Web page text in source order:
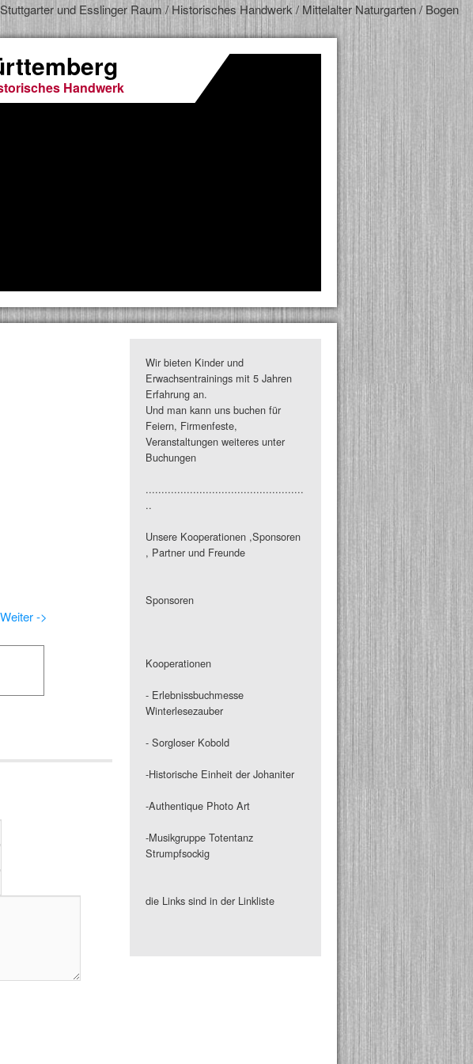
und Esslinger Raum / Historisches Handwerk / Mittelalter Naturgarten / Bogen
Handwerk
Weiter ->
Wir bieten Kinder und
Erwachsentrainings mit 5 Jahren
Erfahrung an.
Und man kann uns buchen für
Feiern, Firmenfeste,
Veranstaltungen weiteres unter
Buchungen
..................................................
..
Unsere Kooperationen ,Sponsoren
, Partner und Freunde
Sponsoren
Kooperationen
- Erlebnissbuchmesse
Winterlesezauber
- Sorgloser Kobold
-Historische Einheit der Johaniter
-Authentique Photo Art
-Musikgruppe Totentanz
Strumpfsockig
die Links sind in der Linkliste